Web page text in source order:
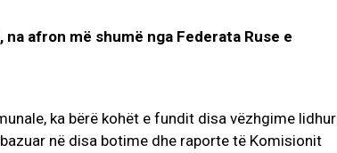
afron më shumë nga Federata Ruse e
ka bërë kohët e fundit disa vëzhgime lidhur
në disa botime dhe raporte të Komisionit